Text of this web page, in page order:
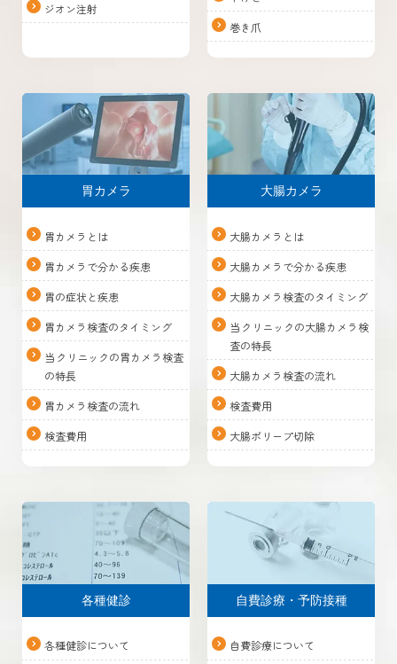
ジオン注射
巻き爪
胃カメラ
胃カメラとは
胃カメラで分かる疾患
胃の症状と疾患
胃カメラ検査のタイミング
当クリニックの胃カメラ検査
の特長
胃カメラ検査の流れ
検査費用
大腸カメラ
大腸カメラとは
大腸カメラで分かる疾患
大腸カメラ検査のタイミング
当クリニックの大腸カメラ検
査の特長
大腸カメラ検査の流れ
検査費用
大腸ポリープ切除
各種健診
各種健診について
自費診療・予防接種
自費診療について